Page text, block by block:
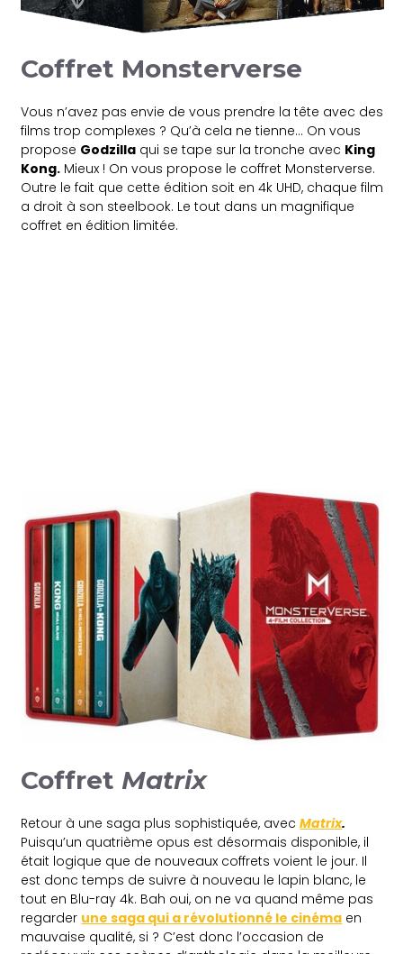
Coffret Monsterverse
Vous n’avez pas envie de vous prendre la tête avec des
films trop complexes ? Qu’à cela ne tienne… On vous
propose Godzilla qui se tape sur la tronche avec King
Kong. Mieux ! On vous propose le coffret Monsterverse.
Outre le fait que cette édition soit en 4k UHD, chaque film
a droit à son steelbook. Le tout dans un magnifique
coffret en édition limitée.
Coffret Matrix
Retour à une saga plus sophistiquée, avecMatrix.
Puisqu’un quatrième opus est désormais disponible, il
était logique que de nouveaux coffrets voient le jour. Il
est donc temps de suivre à nouveau le lapin blanc, le
tout en Blu-ray 4k. Bah oui, on ne va quand même pas
regarder une saga qui a révolutionné le cinéma en
mauvaise qualité, si ? C’est donc l’occasion de